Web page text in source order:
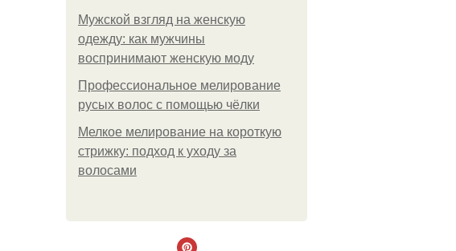
Мужской взгляд на женскую
одежду: как мужчины
воспринимают женскую моду
Профессиональное мелирование
русых волос с помощью чёлки
Мелкое мелирование на короткую
стрижку: подход к уходу за
волосами